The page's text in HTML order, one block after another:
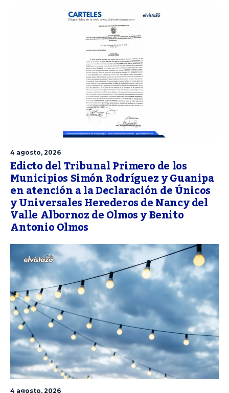
4 agosto, 2026
Edicto del Tribunal Primero de los
Municipios Simón Rodríguez y Guanipa
en atención a la Declaración de Únicos
y Universales Herederos de Nancy del
Valle Albornoz de Olmos y Benito
Antonio Olmos
4 agosto, 2026